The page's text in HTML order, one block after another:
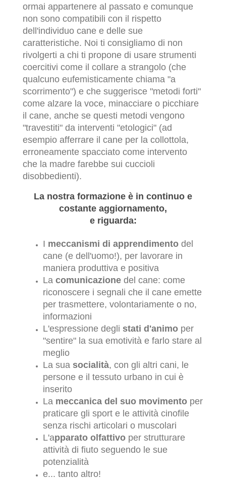
ormai appartenere al passato e comunque
non sono compatibili con il rispetto
dell'individuo cane e delle sue
caratteristiche. Noi ti consigliamo di non
rivolgerti a chi ti propone di usare strumenti
coercitivi come il collare a strangolo (che
qualcuno eufemisticamente chiama "a
scorrimento") e che suggerisce "metodi forti"
come alzare la voce, minacciare o picchiare
il cane, anche se questi metodi vengono
"travestiti" da interventi "etologici" (ad
esempio afferrare il cane per la collottola,
erroneamente spacciato come intervento
che la madre farebbe sui cuccioli
disobbedienti).
La nostra formazione è in continuo e
costante aggiornamento,
e riguarda:
I meccanismi di apprendimento del
cane (e dell'uomo!), per lavorare in
maniera produttiva e positiva
La comunicazione del cane: come
riconoscere i segnali che il cane emette
per trasmettere, volontariamente o no,
informazioni
L'espressione degli stati d'animo per
"sentire" la sua emotività e farlo stare al
meglio
La sua socialità, con gli altri cani, le
persone e il tessuto urbano in cui è
inserito
La meccanica del suo movimento per
praticare gli sport e le attività cinofile
senza rischi articolari o muscolari
L'apparato olfattivo per strutturare
attività di fiuto seguendo le sue
potenzialità
e... tanto altro!